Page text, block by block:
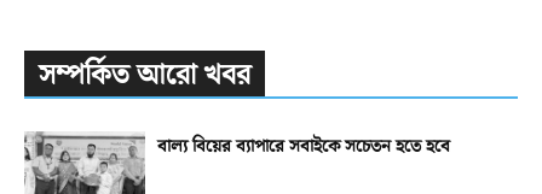
সম্পর্কিত আরো খবর
বাল্য বিয়ের ব্যাপারে সবাইকে সচেতন হতে হবে